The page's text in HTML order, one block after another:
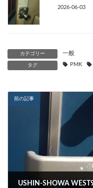
2026-06-03
カテゴリー 一般
タグ PMK
前の記事
USHIN-SHOWA